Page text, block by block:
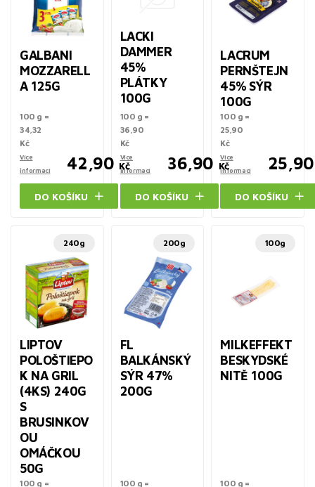
GALBANI
MOZZARELL
A 125G
100 g =
34,32
Kč
Více
informací
42,90 Kč
DO KOŠÍKU
LACKI
DAMMER
45%
PLÁTKY
100G
100 g =
36,90
Kč
Více
informací
36,90 Kč
DO KOŠÍKU
LACRUM
PERNŠTEJN
45% SÝR
100G
100 g =
25,90
Kč
Více
informací
25,90
DO KOŠÍKU
240g
LIPTOV
POLOŠTIEPO
K NA GRIL
(4KS) 240G
S
BRUSINKOV
OU
OMÁČKOU
50G
100 g =
200g
FL
BALKÁNSKÝ
SÝR 47%
200G
100 g =
100g
MILKEFFEKT
BESKYDSKÉ
NITĚ 100G
100 g =